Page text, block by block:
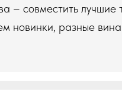
– совместить
новинки, разные вина